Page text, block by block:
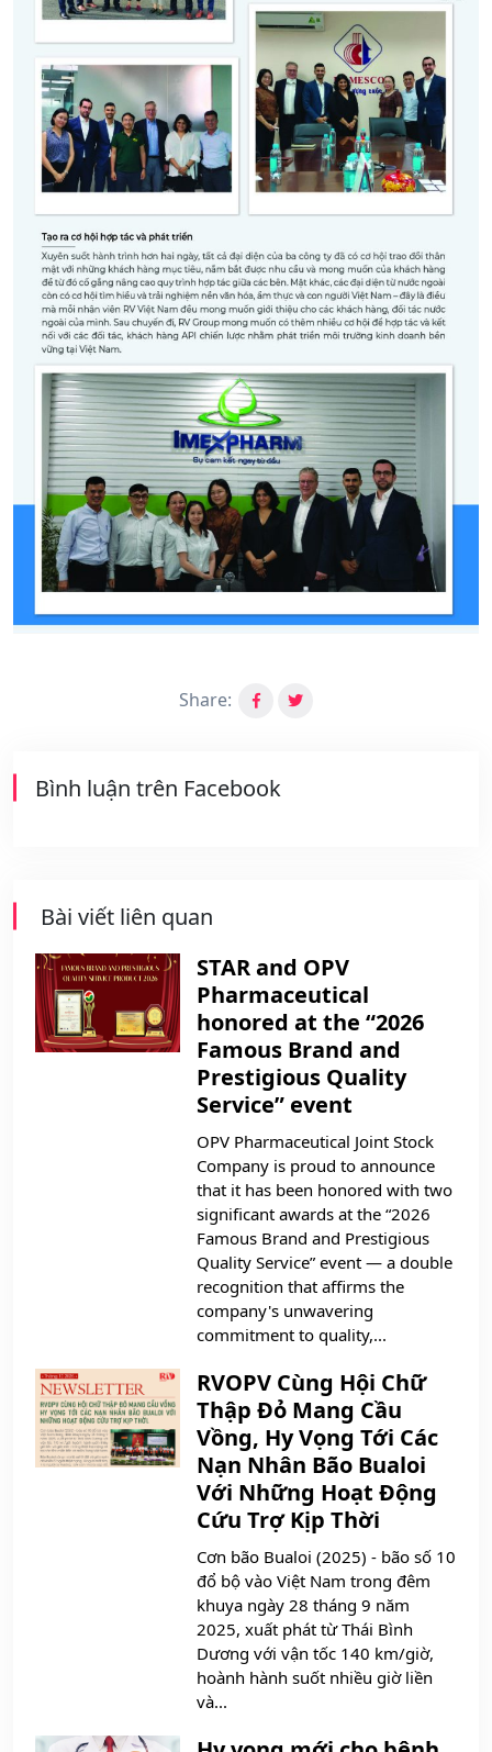
Share:
Bình luận trên Facebook
Bài viết liên quan
STAR and OPV
Pharmaceutical
honored at the “2026
Famous Brand and
Prestigious Quality
Service” event
OPV Pharmaceutical Joint Stock
Company is proud to announce
that it has been honored with two
significant awards at the “2026
Famous Brand and Prestigious
Quality Service” event — a double
recognition that affirms the
company's unwavering
commitment to quality,...
RVOPV Cùng Hội Chữ
Thập Đỏ Mang Cầu
Vồng, Hy Vọng Tới Các
Nạn Nhân Bão Bualoi
Với Những Hoạt Động
Cứu Trợ Kịp Thời
Cơn bão Bualoi (2025) - bão số 10
đổ bộ vào Việt Nam trong đêm
khuya ngày 28 tháng 9 năm
2025, xuất phát từ Thái Bình
Dương với vận tốc 140 km/giờ,
hoành hành suốt nhiều giờ liền
và...